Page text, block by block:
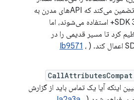
پیش‌فرض ۳۳ است و تضمین می‌کند که APIهای مدرن به
طور پیش‌فرض در SDK 34+ استفاده می‌شوند، اما
کرد تا مسیر قدیمی را در
Ib9571 ،
اینکه آیا یک تماس باید از گزارش